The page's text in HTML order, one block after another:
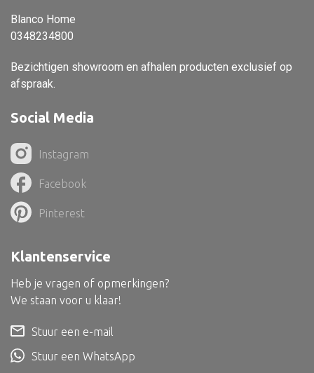
Wandlamp
Lampenkappen
Alle deco
Vaas
Kandelaar
Object
Pilaar
Schaal
Dienblad
Roomdevider
Deco overig
Blanco Home
0348234800
Bezichtigen showroom en afhalen producten exclusief op
afspraak.
Social Media
Instagram
Facebook
Pinterest
Klantenservice
Heb je vragen of opmerkingen?
We staan voor u klaar!
Stuur een e-mail
Stuur een WhatsApp